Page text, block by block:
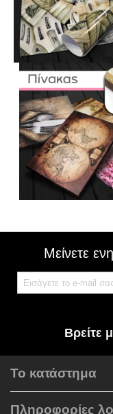
Μείνετε
Βρείτε
Το κατάστημα
Πληροφορίες